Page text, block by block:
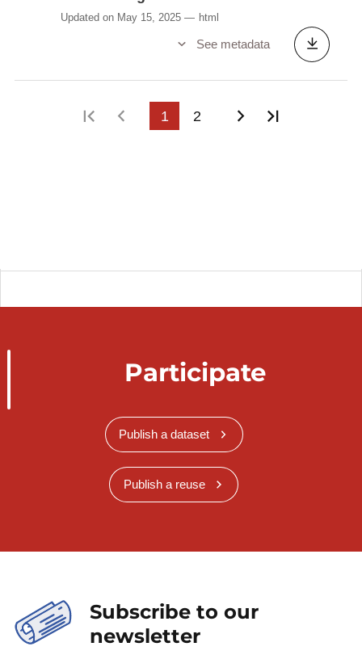
Updated on May 15, 2025 html
See metadata
First pagePrevious page
1 2 Next page
Participate
Publish a dataset
Publish a reuse
Subscribe to our
newsletter